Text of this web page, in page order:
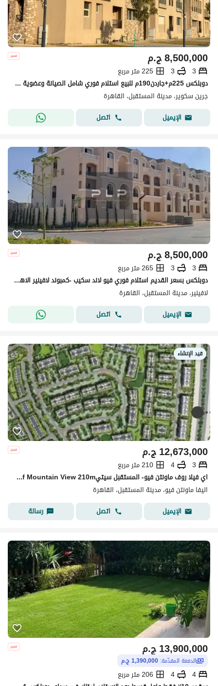
ج.م8,500,000
3
3
225 متر مربع
دوبلكس 225م+جاردن190م للبيع استلام فوري شامل الصيانة وعضوية النادي بجريين سكوير مدينة المستقبل Green Square Mostakbal City
جرين سكوير، مدينة المستقبل، القاهرة
الإيميل
اتصل
ج.م8,500,000
3
3
265 متر مربع
دوبلكس بسعر القديم استلام فوري فيو لاند سكيب -كمبوند لافينير الاهلي صبور المستقبل سيتي
لافينير، مدينة المستقبل، القاهرة
الإيميل
اتصل
قيد الإنشاء
ج.م12,673,000
3
4
210 متر مربع
اي فيلا روف ماونتن فيو- المستقبل سيتيivilla roof Mountain View 210m
اليفا ماونتن فيو، مدينة المستقبل، القاهرة
الإيميل
اتصل رسالة
ج.م13,900,000
الدفعة المقدّمة: 1,390,000 ج.م
4
4
206 متر مربع